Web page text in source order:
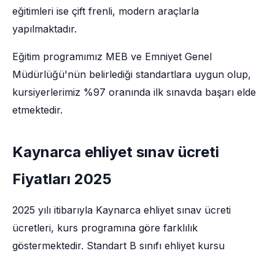
eğitimleri ise çift frenli, modern araçlarla
yapılmaktadır.
Eğitim programımız MEB ve Emniyet Genel
Müdürlüğü'nün belirlediği standartlara uygun olup,
kursiyerlerimiz %97 oranında ilk sınavda başarı elde
etmektedir.
Kaynarca ehliyet sınav ücreti
Fiyatları 2025
2025 yılı itibarıyla Kaynarca ehliyet sınav ücreti
ücretleri, kurs programına göre farklılık
göstermektedir. Standart B sınıfı ehliyet kursu